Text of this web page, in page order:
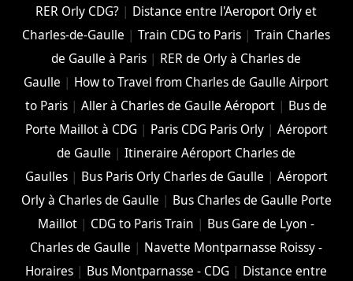
RER Orly CDG? | Distance entre l'Aeroport Orly et
Charles-de-Gaulle |Train CDG to Paris |Train Charles
de Gaulle à Paris | RER de Orly à Charles de
Gaulle | How to Travel from Charles de Gaulle Airport
to Paris |Aller à Charles de Gaulle Aéroport | Bus de
Porte Maillot à CDG | Paris CDG Paris Orly| Aéroport
de Gaulle |Itineraire Aéroport Charles de
Gaulles| Bus Paris Orly Charles de Gaulle | Aéroport
Orly à Charles de Gaulle | Bus Charles de Gaulle Porte
Maillot | CDG to Paris Train | Bus Gare de Lyon -
Charles de Gaulle | Navette Montparnasse Roissy -
Horaires | Bus Montparnasse - CDG | Distance entre